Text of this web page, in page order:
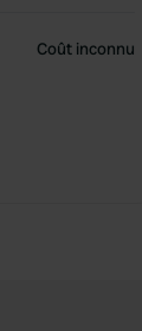
Coût inconnu